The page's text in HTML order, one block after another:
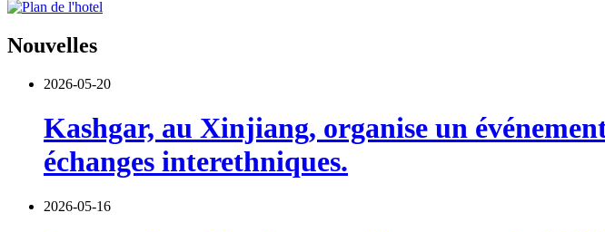
Nouvelles
2026-05-20
Kashgar, au Xinjiang, organise un
échanges interethniques.
2026-05-16